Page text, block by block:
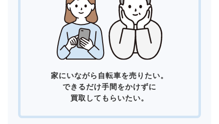
家にいながら自転車を売りたい。
できるだけ手間をかけずに
買取してもらいたい。